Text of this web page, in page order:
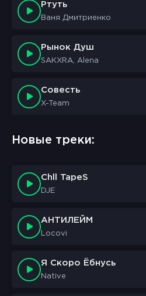
Ртуть
Ваня Дмитриенко
Рынок Душ
SAKXRA, Alena
Совесть
X-Team
Новые треки:
Chll TapeS
DJE
АНТИЛЕЙМ
Locovi
Я Скоро Ёбнусь
Native